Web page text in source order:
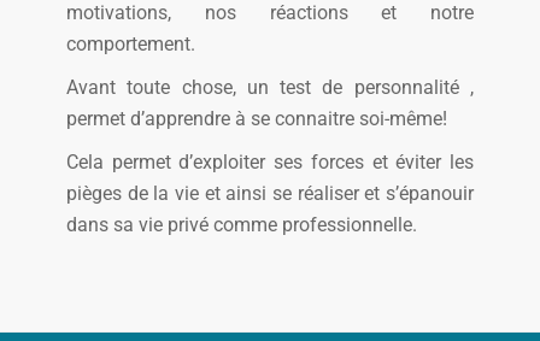
motivations, nos réactions et notre
comportement.
Avant toute chose, un test de personnalité ,
permet d’apprendre à se connaitre soi-même!
Cela permet d’exploiter ses forces et éviter les
pièges de la vie et ainsi se réaliser et s’épanouir
dans sa vie privé comme professionnelle.